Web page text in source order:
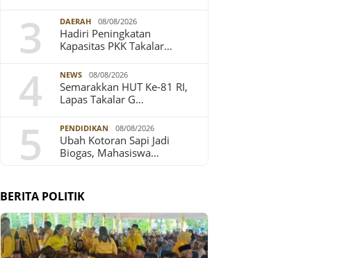
3 DAERAH 08/08/2026
Hadiri Peningkatan
Kapasitas PKK Takalar…
4 NEWS 08/08/2026
Semarakkan HUT Ke-81 RI,
Lapas Takalar G…
5 PENDIDIKAN 08/08/2026
Ubah Kotoran Sapi Jadi
Biogas, Mahasiswa…
BERITA POLITIK